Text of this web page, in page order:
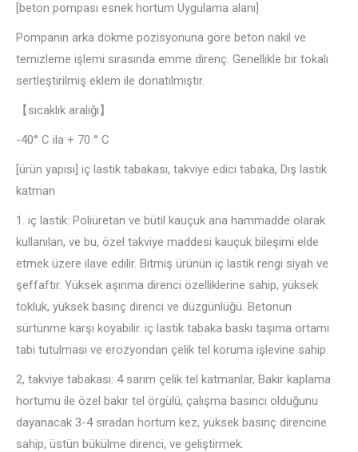
[beton pompası esnek hortum Uygulama alanı]
Pompanın arka dökme pozisyonuna göre beton nakil ve
temizleme işlemi sırasında emme direnç. Genellikle bir tokalı
sertleştirilmiş eklem ile donatılmıştır.
【sıcaklık aralığı】
-40° C ila + 70 ° C
[ürün yapısı] iç lastik tabakası, takviye edici tabaka, Dış lastik
katman
1. iç lastik: Poliüretan ve bütil kauçuk ana hammadde olarak
kullanılan, ve bu, özel takviye maddesi kauçuk bileşimi elde
etmek üzere ilave edilir. Bitmiş ürünün iç lastik rengi siyah ve
şeffaftır. Yüksek aşınma direnci özelliklerine sahip, yüksek
tokluk, yüksek basınç direnci ve düzgünlüğü. Betonun
sürtünme karşı koyabilir. iç lastik tabaka baskı taşıma ortamı
tabi tutulması ve erozyondan çelik tel koruma işlevine sahip.
2, takviye tabakası: 4 sarım çelik tel katmanlar, Bakır kaplama
hortumu ile özel bakır tel örgülü, çalışma basıncı olduğunu
dayanacak 3-4 sıradan hortum kez, yüksek basınç direncine
sahip, üstün bükülme direnci, ve geliştirmek.